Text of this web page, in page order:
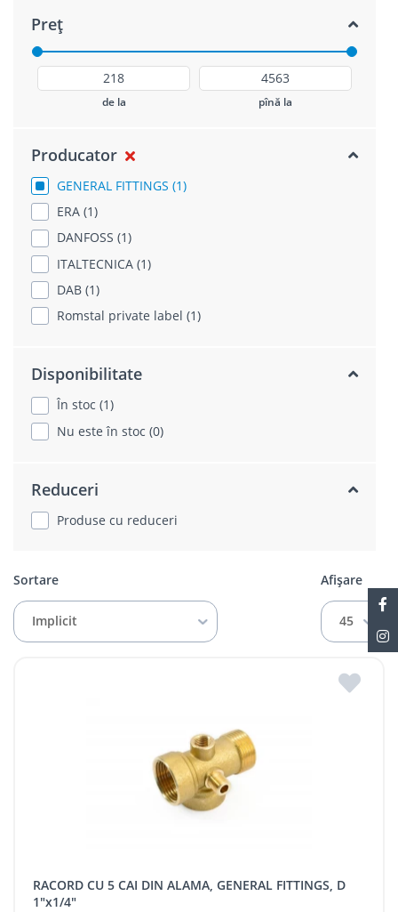
Preț
de la pînă la
Producator
GENERAL FITTINGS (1)
ERA (1)
DANFOSS (1)
ITALTECNICA (1)
DAB (1)
Romstal private label (1)
Disponibilitate
În stoc (1)
Nu este în stoc (0)
Reduceri
Produse cu reduceri
Sortare
Implicit
Afișare
45
RACORD CU 5 CAI DIN ALAMA, GENERAL FITTINGS, D
1"x1/4"